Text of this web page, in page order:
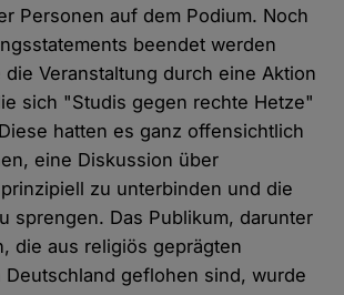
Personen auf dem Podium. Noch
beendet werden
Veranstaltung durch eine Aktion
sich "Studis gegen rechte Hetze"
hatten es ganz offensichtlich
eine Diskussion über
zu unterbinden und die
sprengen. Das Publikum, darunter
die aus religiös geprägten
Deutschland geflohen sind, wurde